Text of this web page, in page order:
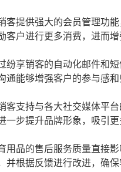
客提供强大的会员管理功
客户进行更多消费，进而增
纷享销客的自动化邮件和
通能够增强客户的参与感
客支持与各大社交媒体平
一步提升品牌形象，吸引更
用品的售后服务质量直接
并根据反馈进行改进，确